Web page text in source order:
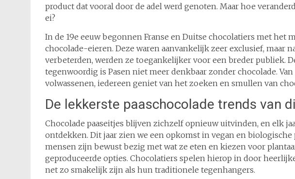
product dat vooral door de adel werd genoten. Maar hoe
ei?
In de 19e eeuw begonnen Franse en Duitse chocolatiers met het
chocolade-eieren. Deze waren aanvankelijk zeer exclusief, maar
verbeterden, werden ze toegankelijker voor een breder publiek.
tegenwoordig is Pasen niet meer denkbaar zonder chocolade.
volwassenen, iedereen geniet van het zoeken en smullen van
De lekkerste paaschocolade trends van
Chocolade paaseitjes blijven zichzelf opnieuw uitvinden, en elk
ontdekken. Dit jaar zien we een opkomst in vegan en biologische
mensen zijn bewust bezig met wat ze eten en kiezen voor
geproduceerde opties. Chocolatiers spelen hierop in door
net zo smakelijk zijn als hun traditionele tegenhangers.